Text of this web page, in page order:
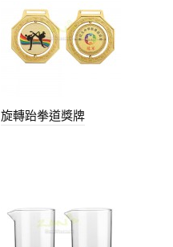
旋轉跆拳道獎牌